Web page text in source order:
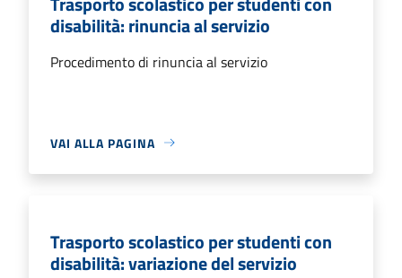
disabilità: rinuncia al servizio
Procedimento di rinuncia al servizio
VAI ALLA PAGINA
Trasporto scolastico per studenti con
disabilità: variazione del servizio